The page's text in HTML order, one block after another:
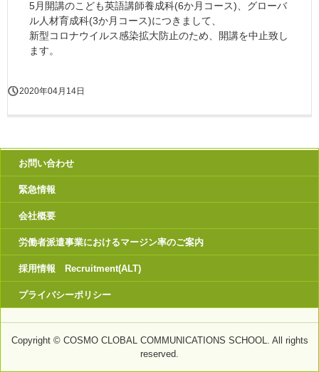
5月開講のこども英語講師養成科(6か月コース)、グローバ
ル人材育成科(3か月コース)につきまして、
新型コロナウイルス感染拡大防止のため、開講を中止致し
ます。
2020年04月14日
お問い合わせ
緊急情報
会社概要
労働者派遣事業におけるマージン率のご案内
採用情報 Recruitment(ALT)
プライバシーポリシー
Copyright © COSMO CLOBAL COMMUNICATIONS SCHOOL. All rights
reserved.